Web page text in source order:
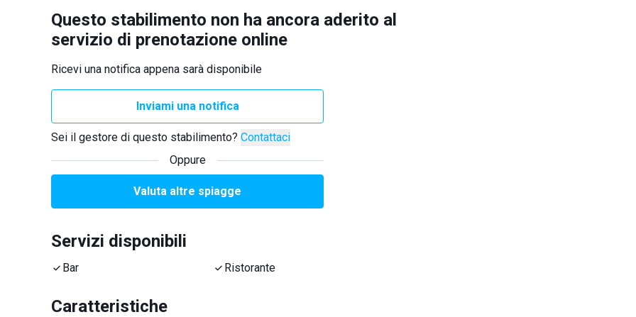
Questo stabilimento non ha ancora aderito al
servizio di prenotazione online
Ricevi una notifica appena sarà disponibile
Inviami una notifica
Sei il gestore di questo stabilimento? Contattaci
Oppure
Valuta altre spiagge
Servizi disponibili
Bar Ristorante
Caratteristiche